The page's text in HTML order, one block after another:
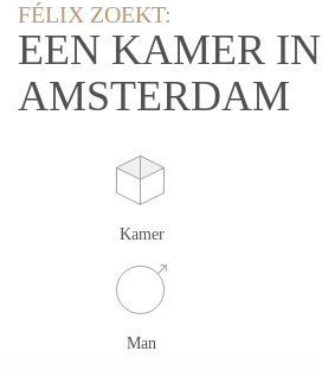
FÉLIX ZOEKT:
EEN KAMER IN
AMSTERDAM
Kamer
Man